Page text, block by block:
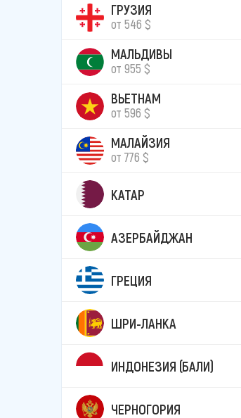
ГРУЗИЯ
от 546 $
МАЛЬДИВЫ
от 955 $
ВЬЕТНАМ
от 596 $
МАЛАЙЗИЯ
от 776 $
КАТАР
АЗЕРБАЙДЖАН
ГРЕЦИЯ
ШРИ-ЛАНКА
ИНДОНЕЗИЯ (БАЛИ)
ЧЕРНОГОРИЯ